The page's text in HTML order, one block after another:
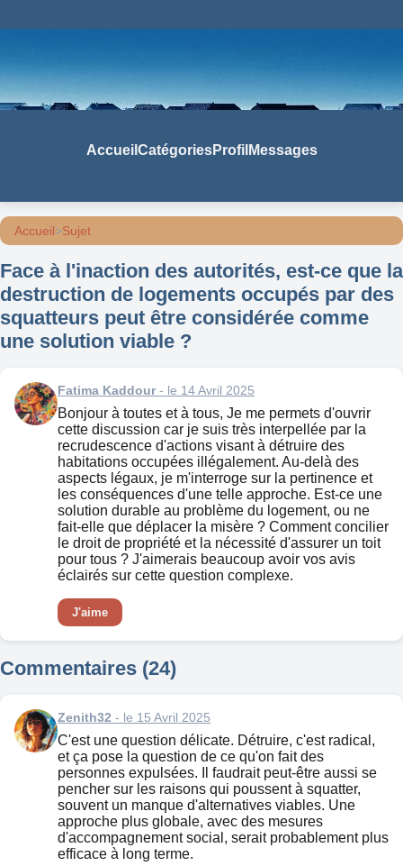
Accueil CatégoriesProfil Messages
Accueil>Sujet
Face à l'inaction des autorités, est-ce que la
destruction de logements occupés par des
squatteurs peut être considérée comme
une solution viable ?
Fatima Kaddour- le 14 Avril 2025
Bonjour à toutes et à tous, Je me permets d'ouvrir
cette discussion car je suis très interpellée par la
recrudescence d'actions visant à détruire des
habitations occupées illégalement. Au-delà des
aspects légaux, je m'interroge sur la pertinence et
les conséquences d'une telle approche. Est-ce une
solution durable au problème du logement, ou ne
fait-elle que déplacer la misère ? Comment concilier
le droit de propriété et la nécessité d'assurer un toit
pour tous ? J'aimerais beaucoup avoir vos avis
éclairés sur cette question complexe.
J'aime
Commentaires (24)
Zenith32 - le 15 Avril 2025
C'est une question délicate. Détruire, c'est radical,
et ça pose la question de ce qu'on fait des
personnes expulsées. Il faudrait peut-être aussi se
pencher sur les raisons qui poussent à squatter,
souvent un manque d'alternatives viables. Une
approche plus globale, avec des mesures
d'accompagnement social, serait probablement plus
efficace à long terme.